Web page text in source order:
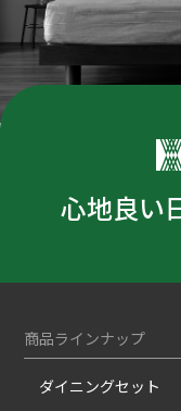
心地良い
商品ラインナップ
ダイニングセット